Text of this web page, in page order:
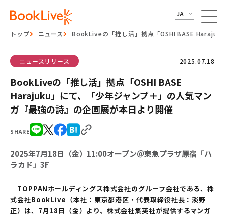
JA
トップ ニュース BookLiveの「推し活」拠点「OSHI BASE
SHARE
ニュースリリース 2025.07.18
BookLiveの「推し活」拠点「OSHI BASE
Harajuku」にて、「少年ジャンプ＋」の人気マン
ガ『最強の詩』の企画展が本日より開催
2025年7月18日（金）11:00オープン＠東急プラザ原宿「ハ
ラカド」3F
TOPPANホールディングス株式会社のグループ会社である、株
式会社BookLive（本社：東京都港区・代表取締役社長：淡野
正）は、7月18日（金）より、株式会社集英社が提供するマンガ